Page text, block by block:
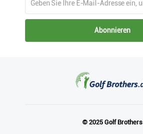
Abonnieren
© 2025 Golf Brothers